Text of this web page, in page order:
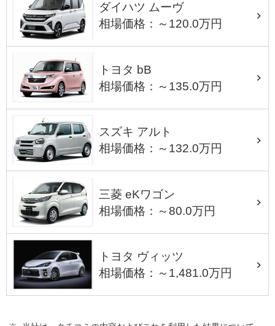
ダイハツ ムーヴ
相場価格：～120.0万円
トヨタ bB
相場価格：～135.0万円
スズキ アルト
相場価格：～132.0万円
三菱 eKワゴン
相場価格：～80.0万円
トヨタ ヴィッツ
相場価格：～1,481.0万円